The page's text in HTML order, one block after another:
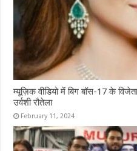
म्यूज़िक वीडियो में बिग बॉस-17 के
उर्वशी रौतेला
February 11, 2024